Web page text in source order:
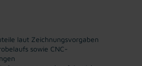
laut Zeichnungsvorgaben
sowie CNC-